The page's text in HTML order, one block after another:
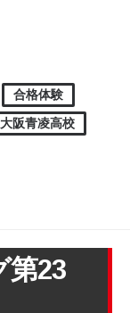
合格体験
大阪青凌高校
第23